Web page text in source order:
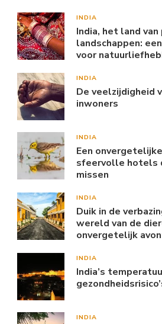
INDIA
India, het land
landschappen:
voor
INDIA
De veelzijdigheid
inwoners
INDIA
Een
sfeervolle hotels
missen
INDIA
Duik in de
wereld van de
onvergetelijk
INDIA
India’s
INDIA